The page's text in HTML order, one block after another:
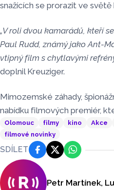
snažících se prorazit ve světě
„V roli dvou kamarádů, kteří
Paul Rudd, známý jako Ant-
vtipný film s chytlavými
doplnil Kreuziger.
Mimozemské záhady,
nabídku filmových premiér,
Olomouc filmy kino Akce
filmové novinky
SDÍLET FacebookPlatforma X
WhatsApp
Petr Martínek,